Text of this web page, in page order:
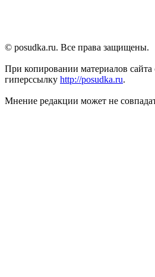
© posudka.ru. Все права защищены.
При копировании материалов сайта
гиперссылку http://posudka.ru.
Мнение редакции может не